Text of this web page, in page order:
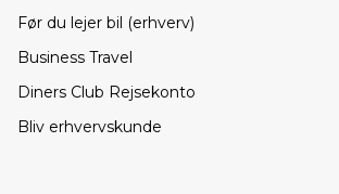
Før du lejer bil (erhverv)
Business Travel
Diners Club Rejsekonto
Bliv erhvervskunde